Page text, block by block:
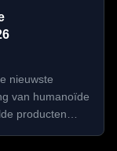
nieuwste
van humanoïde
producten